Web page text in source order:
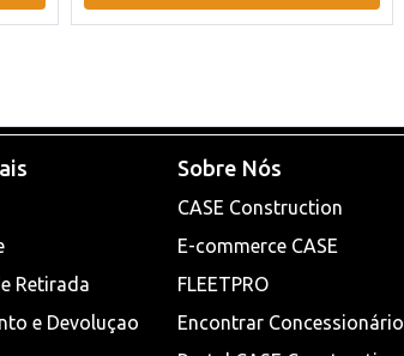
Retirada
e Devoluçao
Sobre Nós
CASE Construction
E-commerce CASE
FLEETPRO
Encontrar Concessionário